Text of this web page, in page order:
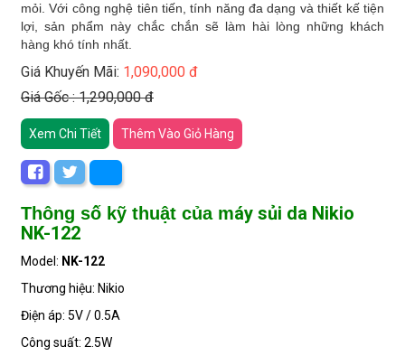
mỏi. Với công nghệ tiên tiến, tính năng đa dạng và thiết kế tiện
lợi, sản phẩm này chắc chắn sẽ làm hài lòng những khách
hàng khó tính nhất.
Giá Khuyến Mãi: 1,090,000 đ
Giá Gốc : 1,290,000 đ
Xem Chi Tiết Thêm Vào Giỏ Hàng
Thông số kỹ thuật của máy sủi da Nikio
NK-122
Model: NK-122
Thương hiệu: Nikio
Điện áp: 5V / 0.5A
Công suất: 2.5W